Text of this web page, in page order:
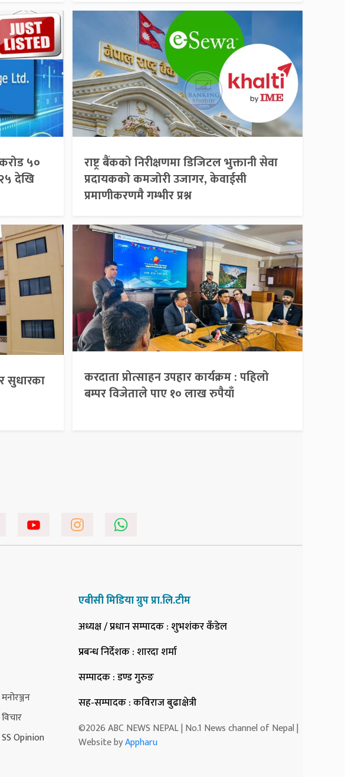
५०
देखि
राष्ट्र बैंकको निरीक्षणमा डिजिटल भुक्तानी सेवा
प्रदायकको कमजोरी उजागर, केवाईसी
प्रमाणीकरणमै गम्भीर प्रश्न
सुधारका
करदाता प्रोत्साहन उपहार कार्यक्रम : पहिलो
बम्पर विजेताले पाए १० लाख रुपैयाँ
मनोरञ्जन
विचार
SS Opinion
एबीसी मिडिया ग्रुप प्रा.लि.टीम
अध्यक्ष / प्रधान सम्पादक: शुभशंकर कँडेल
प्रबन्ध निर्देशक: शारदा शर्मा
सम्पादक: डण्ड गुरुङ
सह-सम्पादक: कविराज बुढाक्षेत्री
©2026 ABC NEWS NEPAL | No.1 News channel of Nepal |
Website byAppharu